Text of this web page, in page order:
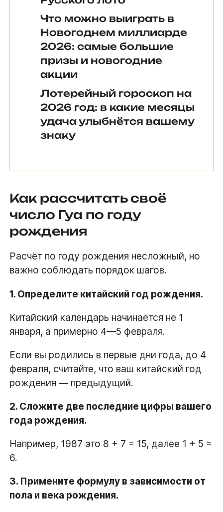
Что можно выиграть в
Новогоднем миллиарде
2026: самые большие
призы и новогодние
акции
Лотерейный гороскоп на
2026 год: в какие месяцы
удача улыбнётся вашему
знаку
Как рассчитать своё
число Гуа по году
рождения
Расчёт по году рождения несложный, но
важно соблюдать порядок шагов.
1. Определите китайский год рождения.
Китайский календарь начинается не 1
января, а примерно 4—5 февраля.
Если вы родились в первые дни года, до 4
февраля, считайте, что ваш китайский год
рождения — предыдущий.
2. Сложите две последние цифры вашего
года рождения.
Например, 1987 это 8 + 7 = 15, далее 1 + 5 =
6.
3. Примените формулу в зависимости от
пола и века рождения.